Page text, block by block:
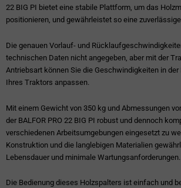
22 BIG PI bietet eine stabile Plattform, um das
positionieren, und gewährleistet so eine
Die genauen Vorlauf- und
technischen Daten nicht angegeben, aber mit der
Antriebsart können Sie die Geschwindigkeiten in der
Ihres Traktors anpassen.
Mit einem Gewicht von 350 kg und Abmessungen
der BALFOR PRO 22 BIG PI robust und dennoch
verschiedenen Arbeitsumgebungen eingesetzt zu
Konstruktion und die langlebigen Materialien
Lebensdauer und minimale Wartungsanforderungen.
Die Bedienung dieses Holzspalters ist einfach und